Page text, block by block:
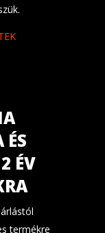
ÉV
termékre